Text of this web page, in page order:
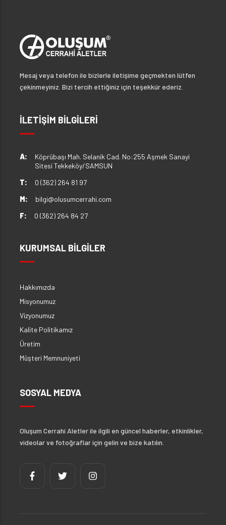
Mesaj veya telefon ile bizlerle iletişime geçmekten lütfen
çekinmeyiniz. Bizi tercih ettiğiniz için teşekkür ederiz.
İLETİŞİM BİLGİLERİ
A:
Köprübaşı Mah. Selanik Cad. No:255 Aşmek Sanayi
Sitesi Tekkeköy/SAMSUN
T:
0 (362) 264 81 97
M:
bilgi@olusumcerrahi.com
F:
0 (362) 264 84 27
KURUMSAL BİLGİLER
Hakkımızda
Misyonumuz
Vizyonumuz
Kalite Politikamız
Üretim
Müşteri Memnuniyeti
SOSYAL MEDYA
Oluşum Cerrahi Aletler ile ilgili en güncel haberler, etkinlikler,
videolar ve fotoğraflar için gelin ve bize katılın.